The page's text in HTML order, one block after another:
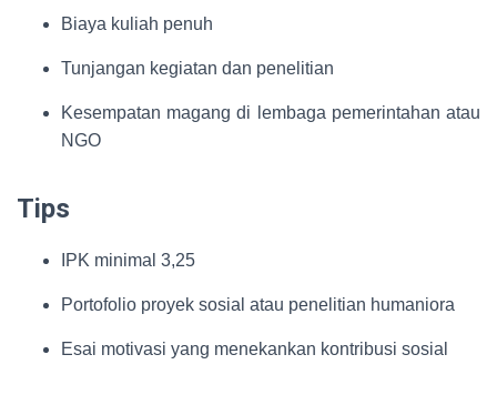
Biaya kuliah penuh
Tunjangan kegiatan dan penelitian
Kesempatan magang di lembaga pemerintahan atau
NGO
Tips
IPK minimal 3,25
Portofolio proyek sosial atau penelitian humaniora
Esai motivasi yang menekankan kontribusi sosial